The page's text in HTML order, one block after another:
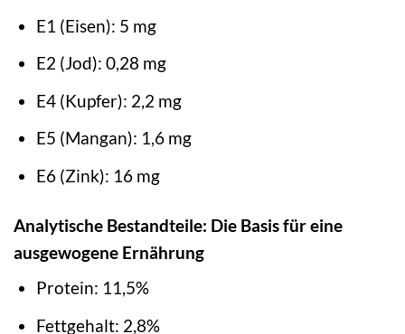
E1 (Eisen): 5 mg
E2 (Jod): 0,28 mg
E4 (Kupfer): 2,2 mg
E5 (Mangan): 1,6 mg
E6 (Zink): 16 mg
Analytische Bestandteile: Die Basis für eine
ausgewogene Ernährung
Protein: 11,5%
Fettgehalt: 2,8%